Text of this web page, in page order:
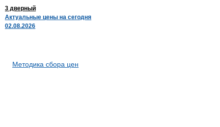
3 дверный
Актуальные цены на сегодня
02.08.2026
Методика сбора цен